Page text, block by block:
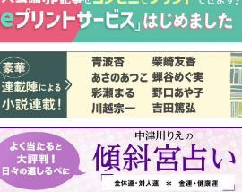
の棲家までどうす
る？60代からの家
モンダイ
最新号
次号予告
バックナンバー